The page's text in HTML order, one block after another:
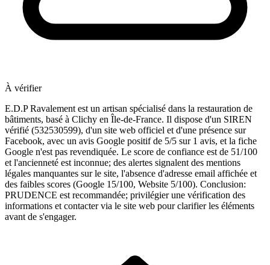
À vérifier
E.D.P Ravalement est un artisan spécialisé dans la restauration de
bâtiments, basé à Clichy en Île-de-France. Il dispose d'un SIREN
vérifié (532530599), d'un site web officiel et d'une présence sur
Facebook, avec un avis Google positif de 5/5 sur 1 avis, et la fiche
Google n'est pas revendiquée. Le score de confiance est de 51/100
et l'ancienneté est inconnue; des alertes signalent des mentions
légales manquantes sur le site, l'absence d'adresse email affichée et
des faibles scores (Google 15/100, Website 5/100). Conclusion:
PRUDENCE est recommandée; privilégier une vérification des
informations et contacter via le site web pour clarifier les éléments
avant de s'engager.